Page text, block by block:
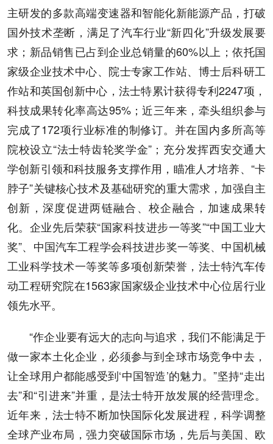
主研发的多款高端变速器和智能化新能源产品，打破
国外技术垄断，满足了汽车行业“新四化”升级发展要
求；新品销售已占到企业总销量的60%以上；依托国
家级企业技术中心、院士专家工作站、博士后科研工
作站和英国创新中心，法士特累计获得专利2247项，
科技成果转化率高达95%；近三年来，牵头组织参与
完成了172项行业标准的制修订。并在国内多所高等
院校设立“法士特齿轮奖学金”；充分发挥西安交通大
学创新引领和科技服务支撑作用，瞄准人才培养、“卡
脖子”关键核心技术及基础研究的重大需求，加强自主
创新，深度促进两链融合、校企融合，加速成果转
化。企业先后荣获“国家科技进步一等奖”“中国工业大
奖”、中国汽车工程学会科技进步奖一等奖、中国机械
工业科学技术一等奖等多项创新荣誉，法士特汽车传
动工程研究院在1563家国家级企业技术中心位居行业
领先水平。
“作企业要有远大的志向与追求，我们不能满足于
做一家本土化企业，必须参与到全球市场竞争中去，
让全球用户都能感受到‘中国智造’的魅力。”坚持“走出
去”和“引进来”并重，是法士特开放发展的经营理念。
近年来，法士特不断加快国际化发展进程，科学调整
全球产业布局，强力突破国际市场，先后与美国、欧